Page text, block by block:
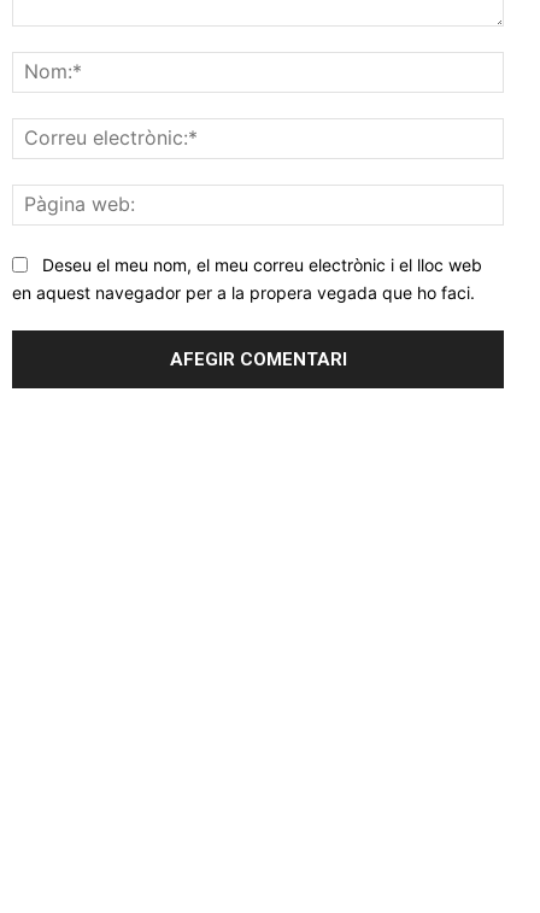
web:
Deseu el meu nom, el meu correu electrònic i el lloc web
en aquest navegador per a la propera vegada que ho faci.